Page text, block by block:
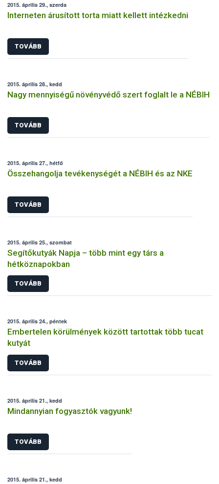
2015. április 29., szerda
Interneten árusított torta miatt kellett intézkedni
TOVÁBB
2015. április 28., kedd
Nagy mennyiségű növényvédő szert foglalt le a NÉBIH
TOVÁBB
2015. április 27., hétfő
Összehangolja tevékenységét a NÉBIH és az NKE
TOVÁBB
2015. április 25., szombat
Segítőkutyák Napja – több mint egy társ a
hétköznapokban
TOVÁBB
2015. április 24., péntek
Embertelen körülmények között tartottak több tucat
kutyát
TOVÁBB
2015. április 21., kedd
Mindannyian fogyasztók vagyunk!
TOVÁBB
2015. április 21., kedd